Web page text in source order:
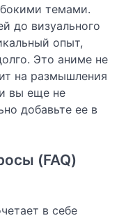
темами.
до визуального
опыт,
Это аниме не
на размышления
вы еще не
добавьте ее в
(FAQ)
в себе